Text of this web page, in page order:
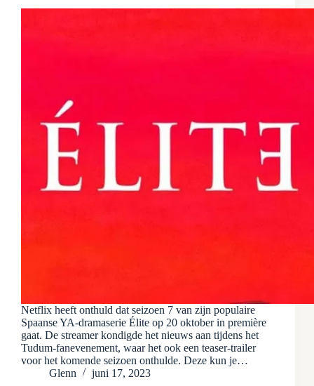
Netflix heeft onthuld dat seizoen 7 van zijn populaire
Spaanse YA-dramaserie Élite op 20 oktober in première
gaat. De streamer kondigde het nieuws aan tijdens het
Tudum-fanevenement, waar het ook een teaser-trailer
voor het komende seizoen onthulde. Deze kun je…
Glenn
juni 17, 2023